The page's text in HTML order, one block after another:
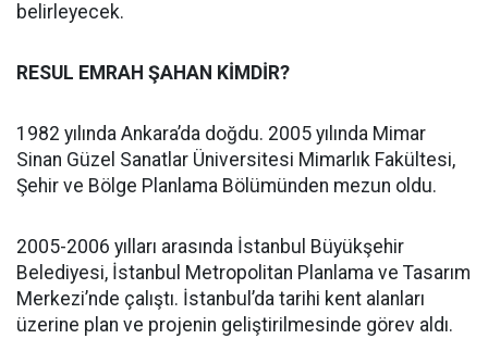
belirleyecek.
RESUL EMRAH ŞAHAN KİMDİR?
1982 yılında Ankara’da doğdu. 2005 yılında Mimar
Sinan Güzel Sanatlar Üniversitesi Mimarlık Fakültesi,
Şehir ve Bölge Planlama Bölümünden mezun oldu.
2005-2006 yılları arasında İstanbul Büyükşehir
Belediyesi, İstanbul Metropolitan Planlama ve Tasarım
Merkezi’nde çalıştı. İstanbul’da tarihi kent alanları
üzerine plan ve projenin geliştirilmesinde görev aldı.